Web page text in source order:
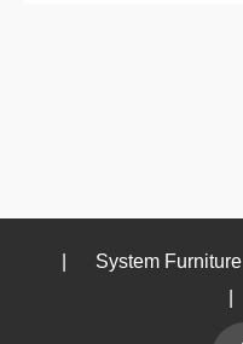
System Furniture